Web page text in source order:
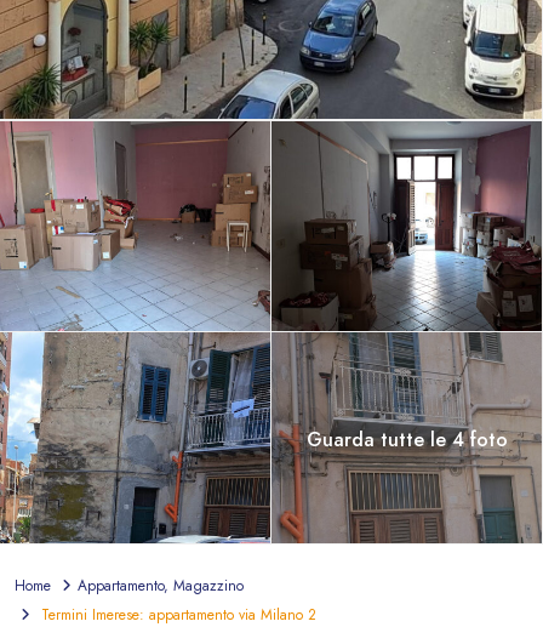
Guarda tutte le 4 foto
Home Appartamento, Magazzino
Termini Imerese: appartamento via Milano 2